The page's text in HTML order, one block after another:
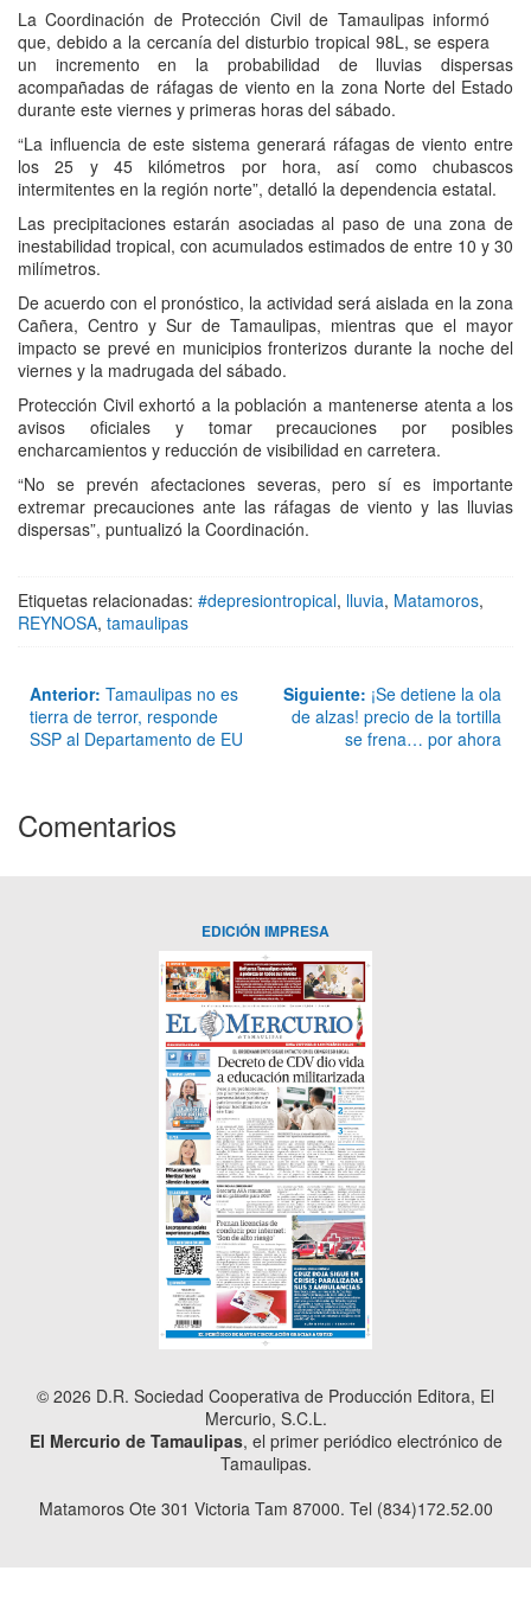
La Coordinación de Protección Civil de Tamaulipas informó
que, debido a la cercanía del disturbio tropical 98L, se espera
un incremento en la probabilidad de lluvias dispersas
acompañadas de ráfagas de viento en la zona Norte del Estado
durante este viernes y primeras horas del sábado.
“La influencia de este sistema generará ráfagas de viento entre
los 25 y 45 kilómetros por hora, así como chubascos
intermitentes en la región norte”, detalló la dependencia estatal.
Las precipitaciones estarán asociadas al paso de una zona de
inestabilidad tropical, con acumulados estimados de entre 10 y 30
milímetros.
De acuerdo con el pronóstico, la actividad será aislada en la zona
Cañera, Centro y Sur de Tamaulipas, mientras que el mayor
impacto se prevé en municipios fronterizos durante la noche del
viernes y la madrugada del sábado.
Protección Civil exhortó a la población a mantenerse atenta a los
avisos oficiales y tomar precauciones por posibles
encharcamientos y reducción de visibilidad en carretera.
“No se prevén afectaciones severas, pero sí es importante
extremar precauciones ante las ráfagas de viento y las lluvias
dispersas”, puntualizó la Coordinación.
Etiquetas relacionadas: #depresiontropical, lluvia, Matamoros,
REYNOSA, tamaulipas
Anterior: Tamaulipas no es
tierra de terror, responde
SSP al Departamento de EU
Siguiente: ¡Se detiene la ola
de alzas! precio de la tortilla
se frena… por ahora
Comentarios
EDICIÓN IMPRESA
© 2026 D.R. Sociedad Cooperativa de Producción Editora, El
Mercurio, S.C.L.
El Mercurio de Tamaulipas, el primer periódico electrónico de
Tamaulipas.
Matamoros Ote 301 Victoria Tam 87000. Tel (834)172.52.00